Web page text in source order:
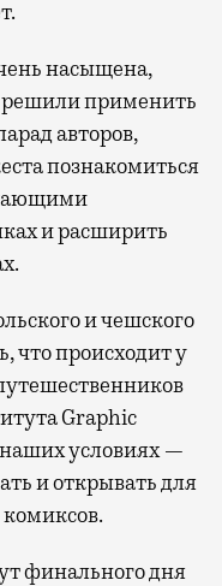
насыщена,
решили применить
авторов,
познакомиться
и расширить
и чешского
что происходит у
Graphic
наших условиях —
и открывать для
финального дня